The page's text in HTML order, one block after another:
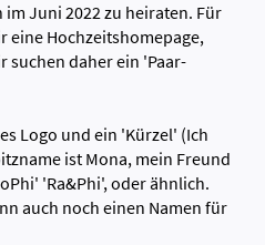
Juni 2022 zu heiraten. Für
eine Hochzeitshomepage,
suchen daher ein 'Paar-
Logo und ein 'Kürzel' (Ich
ist Mona, mein Freund
'Ra&Phi', oder ähnlich.
auch noch einen Namen für